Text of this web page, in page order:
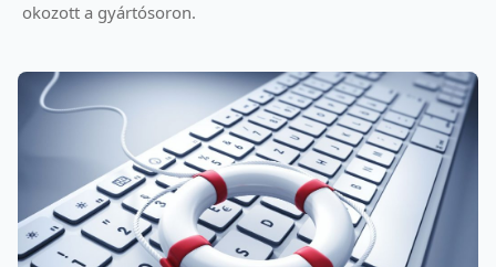
okozott a gyártósoron.